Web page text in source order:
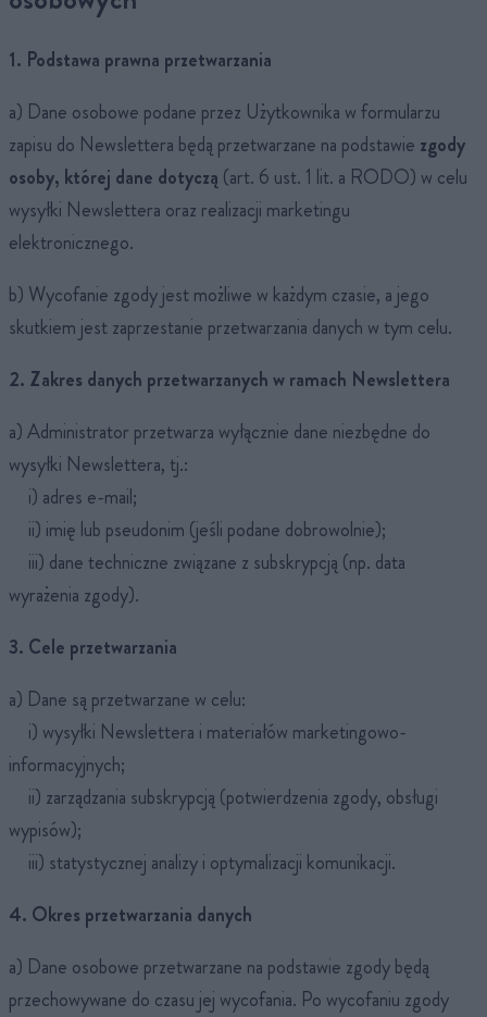
1. Podstawa prawna przetwarzania
a) Dane osobowe podane przez Użytkownika w formularzu
zapisu do Newslettera będą przetwarzane na podstawie zgody
osoby, której dane dotyczą (art. 6 ust. 1 lit. a RODO) w celu
wysyłki Newslettera oraz realizacji marketingu
elektronicznego.
b) Wycofanie zgody jest możliwe w każdym czasie, a jego
skutkiem jest zaprzestanie przetwarzania danych w tym celu.
2. Zakres danych przetwarzanych w ramach Newslettera
a) Administrator przetwarza wyłącznie dane niezbędne do
wysyłki Newslettera, tj.:
i) adres e-mail;
ii) imię lub pseudonim (jeśli podane dobrowolnie);
iii) dane techniczne związane z subskrypcją (np. data
wyrażenia zgody).
3. Cele przetwarzania
a) Dane są przetwarzane w celu:
i) wysyłki Newslettera i materiałów marketingowo-
informacyjnych;
ii) zarządzania subskrypcją (potwierdzenia zgody, obsługi
wypisów);
iii) statystycznej analizy i optymalizacji komunikacji.
4. Okres przetwarzania danych
a) Dane osobowe przetwarzane na podstawie zgody będą
przechowywane do czasu jej wycofania. Po wycofaniu zgody